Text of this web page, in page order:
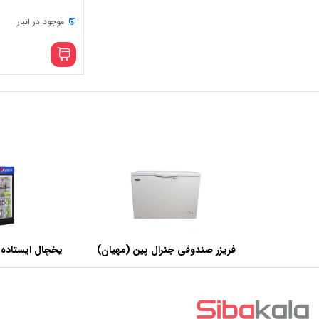
موجود در انبار
فریزر صندوقی جنرال پین (مهیان)
با ظرفیت 440 لیتر
یخچال
عرض 60 سانتی متر